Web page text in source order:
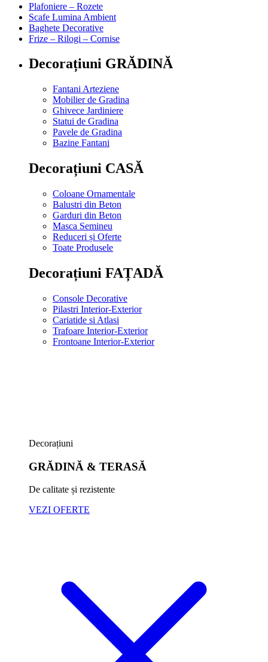
Plafoniere – Rozete
Scafe Lumina Ambient
Baghete Decorative
Frize – Rilogi – Cornise
Decorațiuni GRĂDINĂ
Fantani Arteziene
Mobilier de Gradina
Ghivece Jardiniere
Statui de Gradina
Pavele de Gradina
Bazine Fantani
Decorațiuni CASĂ
Coloane Ornamentale
Balustri din Beton
Garduri din Beton
Masca Semineu
Reduceri și Oferte
Toate Produsele
Decorațiuni FAȚADĂ
Console Decorative
Pilastri Interior-Exterior
Cariatide si Atlasi
Trafoare Interior-Exterior
Frontoane Interior-Exterior
Decorațiuni
GRĂDINĂ & TERASĂ
De calitate și rezistente
VEZI OFERTE